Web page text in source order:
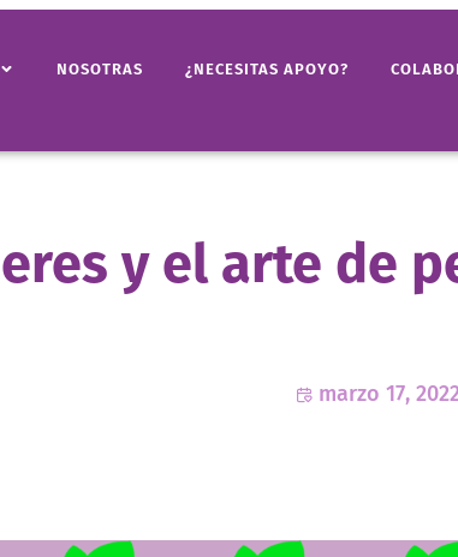
NOSOTRAS ¿NECESITAS APOYO?
y el arte de
marzo 17,